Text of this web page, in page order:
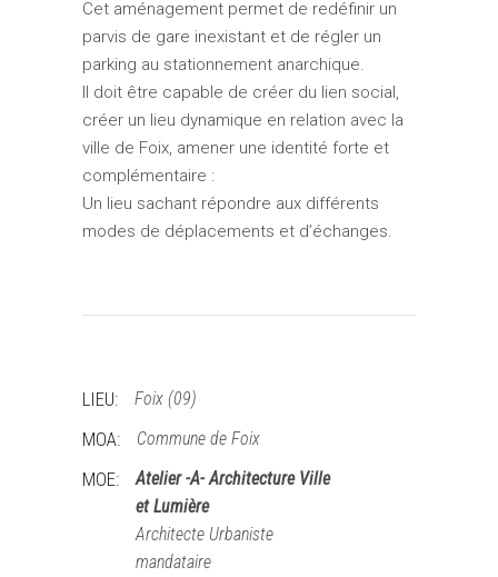
Cet aménagement permet de redéfinir un
parvis de gare inexistant et de régler un
parking au stationnement anarchique.
Il doit être capable de créer du lien social,
créer un lieu dynamique en relation avec la
ville de Foix, amener une identité forte et
complémentaire :
Un lieu sachant répondre aux différents
modes de déplacements et d’échanges.
LIEU: Foix (09)
MOA: Commune de Foix
MOE:
Atelier -A- Architecture Ville
et Lumière
Architecte Urbaniste
mandataire